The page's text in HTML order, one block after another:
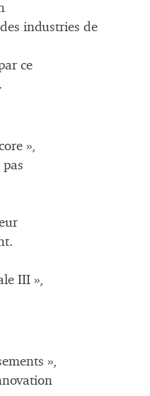
industries de
ce
»,
III »,
»,